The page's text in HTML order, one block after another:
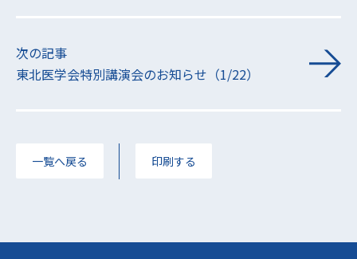
次の記事
東北医学会特別講演会のお知らせ（1/22）
一覧へ戻る 印刷する